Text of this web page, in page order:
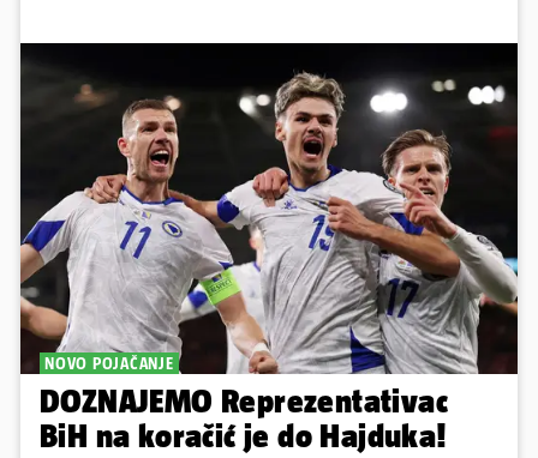
NOVO POJAČANJE
DOZNAJEMO Reprezentativac
BiH na koračić je do Hajduka!